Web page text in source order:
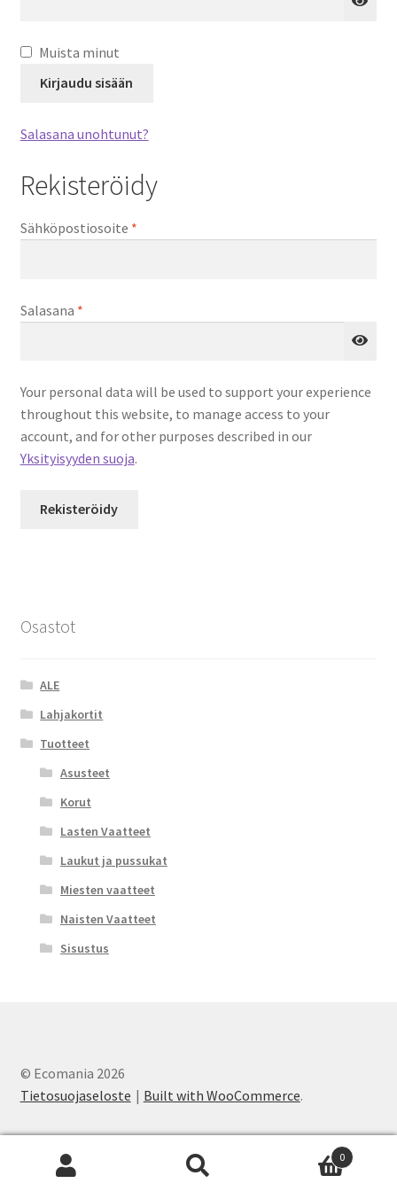
Muista minut
Kirjaudu sisään
Salasana unohtunut?
Rekisteröidy
Sähköpostiosoite *Vaaditaan
Salasana *Vaaditaan
Your personal data will be used to support your experience
throughout this website, to manage access to your
account, and for other purposes described in our
Yksityisyyden suoja.
Rekisteröidy
Osastot
ALE
Lahjakortit
Tuotteet
Asusteet
Korut
Lasten Vaatteet
Laukut ja pussukat
Miesten vaatteet
Naisten Vaatteet
Sisustus
© Ecomania 2026
Tietosuojaseloste
Built with WooCommerce.
0